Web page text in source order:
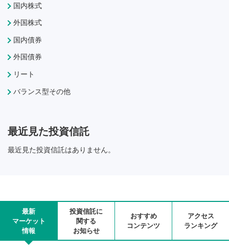
国内株式
外国株式
国内債券
外国債券
リート
バランス型その他
最近見た投資信託
最近見た投資信託はありません。
最新
マーケット
情報
投資信託に
関する
お知らせ
おすすめ
コンテンツ
アクセス
ランキング